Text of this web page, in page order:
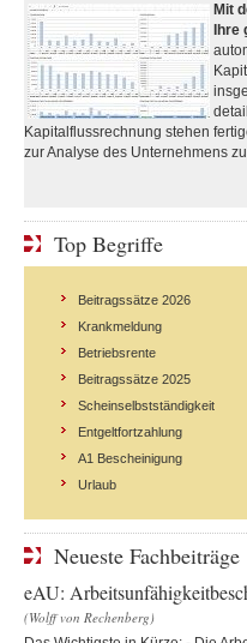
Mit
Kapitalflussrechnung stehen
zur Analyse des Unternehmens
Top Begriffe
Beitragssätze 2026
Krankmeldung
Betriebsrente
Beitragssätze 2025
Scheinselbstständigkeit
Entgeltfortzahlung
A1 Bescheinigung
Urlaub
Neueste Fachbeiträge
eAU:
(Wolff von Rechenberg)